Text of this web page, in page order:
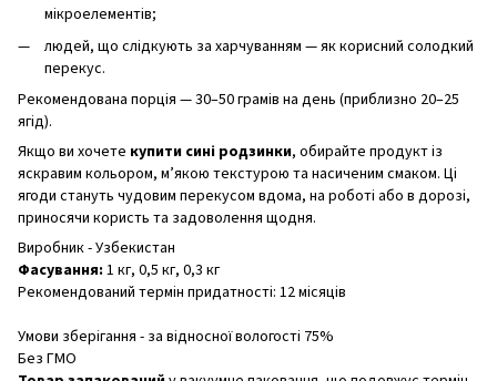
мікроелементів;
людей, що слідкують за харчуванням — як корисний солодкий
перекус.
Рекомендована порція — 30–50 грамів на день (приблизно 20–25
ягід).
Якщо ви хочете купити сині родзинки, обирайте продукт із
яскравим кольором, м’якою текстурою та насиченим смаком. Ці
ягоди стануть чудовим перекусом вдома, на роботі або в дорозі,
приносячи користь та задоволення щодня.
Виробник - Узбекистан
Фасування: 1 кг, 0,5 кг, 0,3 кг
Рекомендований термін придатності: 12 місяців
Умови зберігання - за відносної вологості 75%
Без ГМО